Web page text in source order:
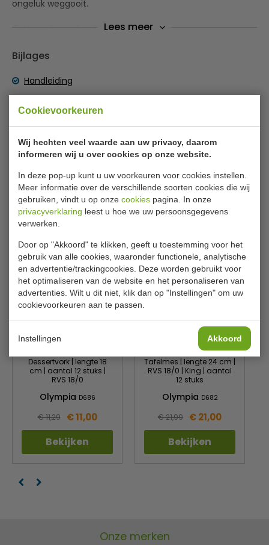
Cookievoorkeuren
Wij hechten veel waarde aan uw privacy, daarom
informeren wij u over cookies op onze website.
In deze pop-up kunt u uw voorkeuren voor cookies instellen.
Meer informatie over de verschillende soorten cookies die wij
gebruiken, vindt u op onze cookies pagina. In onze
privacyverklaring leest u hoe we uw persoonsgegevens
verwerken.
Door op "Akkoord" te klikken, geeft u toestemming voor het
gebruik van alle cookies, waaronder functionele, analytische
en advertentie/trackingcookies. Deze worden gebruikt voor
het optimaliseren van de website en het personaliseren van
advertenties. Wilt u dit niet, klik dan op "Instellingen" om uw
cookievoorkeuren aan te passen.
Instellingen Akkoord
ongeluk weggooit.
Hoogglans afwerkingLees meer
Bijlages
Handleiding
Specificaties
Aantal
12 stuks
Lengte
20.5 cm
Materiaal
RVS 18/0
Dessertvork | lengte 18
cm | aantal 12 stuks |
RVS 18/0
Olympia D686
€ 11,29 € 11,00
Bekijken
Tafelmes | lengte 24 cm |
RVS 18/0 | King | aantal
12 stuks
Olympia D682
€ 21,99 € 21,00
Bekijken
Onze merken